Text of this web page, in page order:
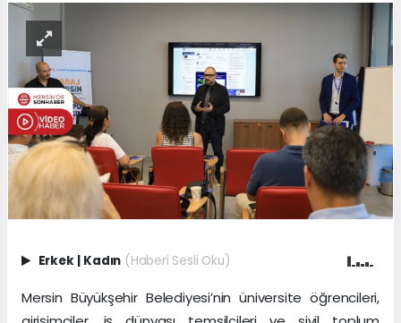
Erkek | Kadın (Haberi Sesli Oku)
Mersin Büyükşehir Belediyesi’nin üniversite öğrencileri,